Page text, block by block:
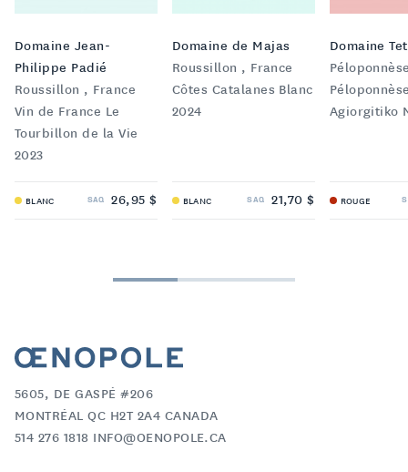
Domaine Jean-
Philippe Padié
Roussillon , France
Vin de France Le
Tourbillon de la Vie
2023
BLANC SAQ 26,95 $
Domaine de Majas
Roussillon , France
Côtes Catalanes Blanc
2024
BLANC SAQ 21,70 $
Domaine
Agiorgitiko
ROUGE
5605, DE GASPÉ #206
MONTRÉAL QC H2T 2A4 CANADA
514 276 1818 INFO@OENOPOLE.CA